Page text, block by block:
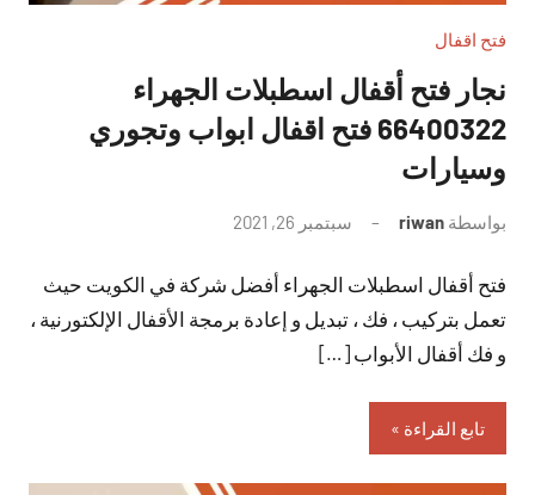
فتح اقفال
نجار فتح أقفال اسطبلات الجهراء
66400322 فتح اقفال ابواب وتجوري
وسيارات
بواسطة riwan سبتمبر 26, 2021
تعليقات
فتح أقفال اسطبلات الجهراء أفضل شركة في الكويت حيث
تعمل بتركيب ، فك ، تبديل و إعادة برمجة الأقفال الإلكتورنية ،
و فك أقفال الأبواب […]
تابع القراءة